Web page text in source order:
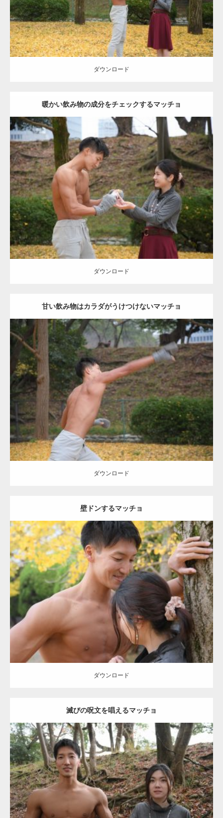
ダウンロード
ダウンロード
暖かい飲み物の成分をチェックするマッチョ
Update:2021.07.8
Category:公園のマッチョ その他 AKIHITO(細マッチョ) 上腕三頭筋
肩
ダウンロード
ダウンロード
甘い飲み物はカラダがうけつけないマッチョ
Update:2021.07.8
Category: 公園のマッチョ その他 AKIHITO(細マッチョ) 背中
ダウンロード
ダウンロード
壁ドンするマッチョ
Update: 2021.07.8
Category:公園のマッチョ その他 AKIHITO(細マッチョ) 大胸筋 肩 腹
筋
ダウンロード
滅びの呪文を唱えるマッチョ
Update:2021.07.8
Category:公園のマッチョ その他 AKIHITO(細マッチョ) 大胸筋 腹筋
ダウンロード
【YouTube】マッチョフリー素材メンバーが
ギネス世界記録…
【TV】TBS番組「ひるおび」にてマッスルプ
ラスが紹介されま…
TOKYO FMラジオ番組「ONE MORNING」
で紹介さ…